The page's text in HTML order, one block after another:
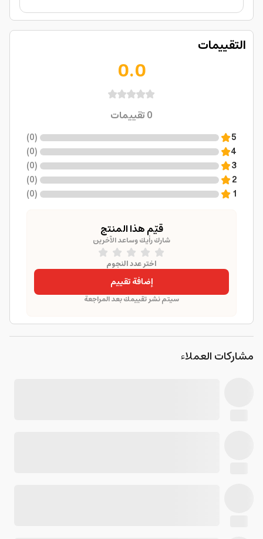
التقييمات
0.0
0تقييمات
5
(
0
)
4
(
0
)
3
(
0
)
2
(
0
)
1
(
0
)
قيّم هذا المنتج
شارك رأيك وساعد الآخرين
اختر عدد النجوم
إضافة تقييم
سيتم نشر تقييمك بعد المراجعة
مشاركات العملاء